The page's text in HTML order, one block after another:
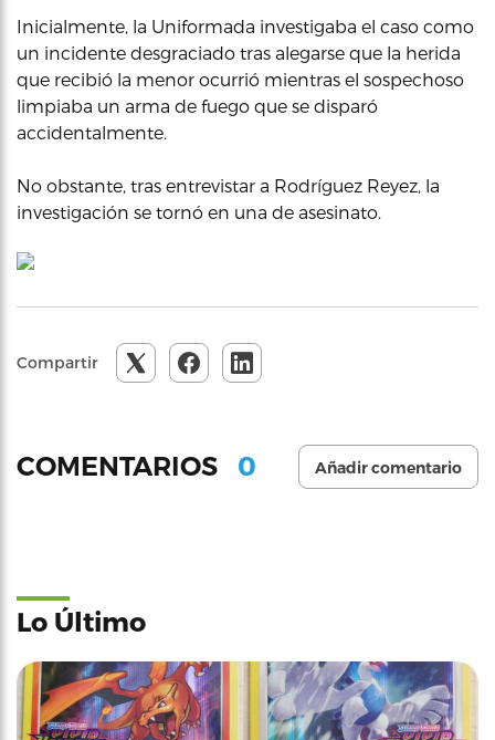
Inicialmente, la Uniformada investigaba el caso como
un incidente desgraciado tras alegarse que la herida
que recibió la menor ocurrió mientras el sospechoso
limpiaba un arma de fuego que se disparó
accidentalmente.
No obstante, tras entrevistar a Rodríguez Reyez, la
investigación se tornó en una de asesinato.
Compartir
COMENTARIOS 0 Añadir comentario
Lo Último